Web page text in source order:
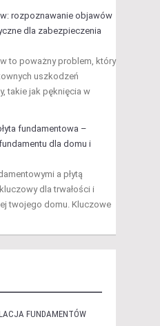
rozpoznawanie objawów
dla zabezpieczenia
to poważny problem, który
uszkodzeń
takie jak pęknięcia w
fundamentowa –
dla domu i
a płytą
dla trwałości i
twojego domu. Kluczowe
FUNDAMENTÓW